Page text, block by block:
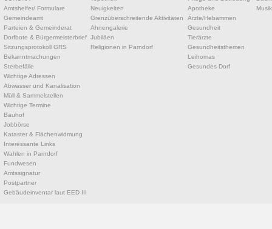
Amtshelfer/ Formulare
Gemeindeamt
Parteien & Gemeinderat
Dorfbote & Bürgermeisterbrief
Sitzungsprotokoll GRS
Bekanntmachungen
Sterbefälle
Wichtige Adressen
Abwasser und Kanalisation
Müll & Sammelstellen
Wichtige Termine
Bauhof
Jobbörse
Kataster & Flächenwidmung
Interessante Links
Wahlen in Parndorf
Fundwesen
Amtssignatur
Postpartner
Gebäudeinventar laut EED III
Neuigkeiten
Grenzüberschreitende Aktivitäten
Ahnengalerie
Jubiläen
Religionen in Parndorf
Apotheke
Ärzte/Hebammen
Gesundheit
Tierärzte
Gesundheitsthemen
Leihomas
Gesundes Dorf